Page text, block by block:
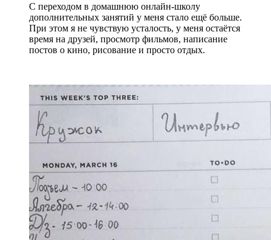
С переходом в домашнюю онлайн-школу
дополнительных занятий у меня стало ещё больше.
При этом я не чувствую усталость, у меня остаётся
время на друзей, просмотр фильмов, написание
постов о кино, рисование и просто отдых.